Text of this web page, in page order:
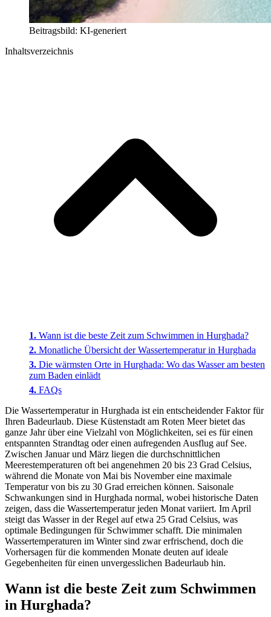
Beitragsbild: KI-generiert
Inhaltsverzeichnis
Wann ist die beste Zeit zum Schwimmen in Hurghada?
Monatliche Übersicht der Wassertemperatur in Hurghada
Die wärmsten Orte in Hurghada: Wo das Wasser am besten
zum Baden einlädt
FAQs
Die Wassertemperatur in Hurghada ist ein entscheidender Faktor für
Ihren Badeurlaub. Diese Küstenstadt am Roten Meer bietet das
ganze Jahr über eine Vielzahl von Möglichkeiten, sei es für einen
entspannten Strandtag oder einen aufregenden Ausflug auf See.
Zwischen Januar und März liegen die durchschnittlichen
Meerestemperaturen oft bei angenehmen 20 bis 23 Grad Celsius,
während die Monate von Mai bis November eine maximale
Temperatur von bis zu 30 Grad erreichen können. Saisonale
Schwankungen sind in Hurghada normal, wobei historische Daten
zeigen, dass die Wassertemperatur jeden Monat variiert. Im April
steigt das Wasser in der Regel auf etwa 25 Grad Celsius, was
optimale Bedingungen für Schwimmer schafft. Die minimalen
Wassertemperaturen im Winter sind zwar erfrischend, doch die
Vorhersagen für die kommenden Monate deuten auf ideale
Gegebenheiten für einen unvergesslichen Badeurlaub hin.
Wann ist die beste Zeit zum Schwimmen
in Hurghada?